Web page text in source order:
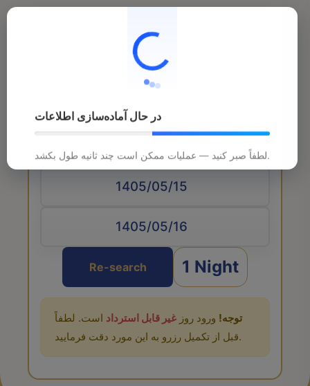
Arrival date
Re-search 1 Night
توجه! ورود روز غیر قابل استرداد است. لطفاً
قبل از تکمیل رزرو به این مورد دقت فرمایید.
در حال آماده‌سازی اطلاعات
لطفاً صبر کنید — عملیات ممکن است چند ثانیه طول بکشد.